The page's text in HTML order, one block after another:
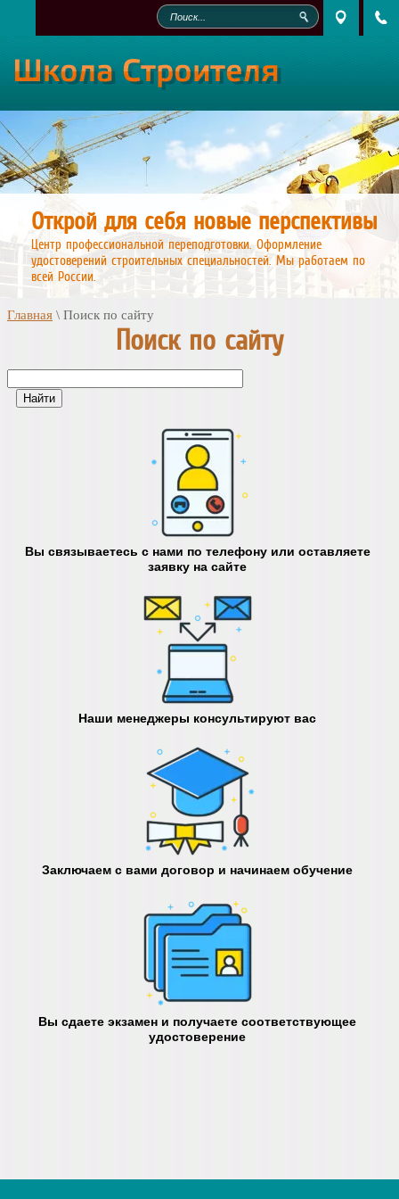
Открой для себя новые перспективы
Центр профессиональной переподготовки. Оформление
удостоверений строительных специальностей. Мы работаем по
всей России.
Главная \ Поиск по сайту
Поиск по сайту
Вы связываетесь с нами по телефону или оставляете
заявку на сайте
Наши менеджеры консультируют вас
Заключаем с вами договор и начинаем обучение
Вы сдаете экзамен и получаете соответствующее
удостоверение